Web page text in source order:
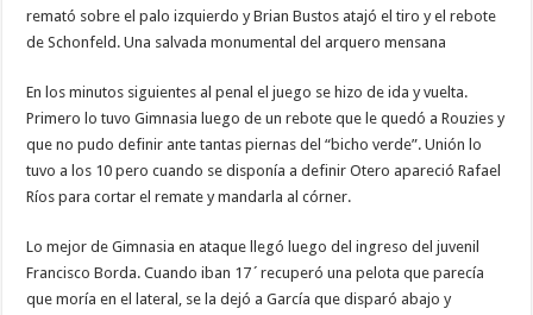
remató sobre el palo izquierdo y Brian Bustos atajó el tiro y el rebote
de Schonfeld. Una salvada monumental del arquero mensana
En los minutos siguientes al penal el juego se hizo de ida y vuelta.
Primero lo tuvo Gimnasia luego de un rebote que le quedó a Rouzies y
que no pudo definir ante tantas piernas del “bicho verde”. Unión lo
tuvo a los 10 pero cuando se disponía a definir Otero apareció Rafael
Ríos para cortar el remate y mandarla al córner.
Lo mejor de Gimnasia en ataque llegó luego del ingreso del juvenil
Francisco Borda. Cuando iban 17´recuperó una pelota que parecía
que moría en el lateral, se la dejó a García que disparó abajo y